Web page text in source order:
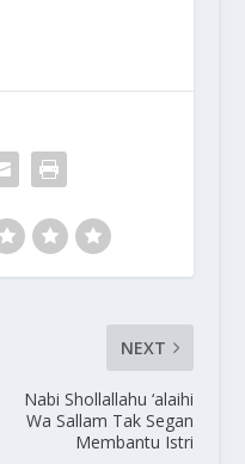
NEXT
Nabi Shollallahu ‘alaihi
Wa Sallam Tak Segan
Membantu Istri